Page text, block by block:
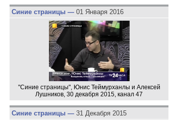
Синие страницы — 01 Января 2016
"Синие страницы", Юнис Теймурханлы и Алексей
Лушников, 30 декабря 2015, канал 47
Синие страницы — 31 Декабря 2015